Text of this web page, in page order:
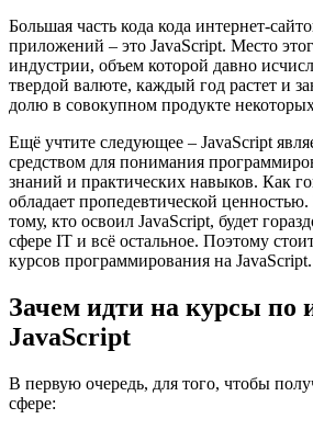
Большая часть кода кода интернет-
приложений – это JavaScript. Место
индустрии, объем которой давно
твердой валюте, каждый год растет и
долю в совокупном продукте
Ещё учтите следующее – JavaScript
средством для понимания
знаний и практических навыков. Как
обладает пропедевтической
тому, кто освоил JavaScript, будет
сфере IT и всё остальное. Поэтому
курсов программирования на JavaScript.
Зачем идти на курсы по
JavaScript
В первую очередь, для того, чтобы
сфере: